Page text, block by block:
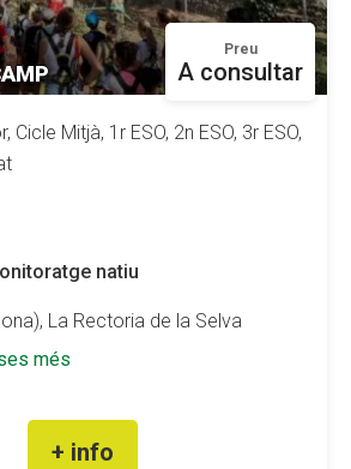
Preu
A consultar
Cicle Mitjà, 1r ESO, 2n ESO, 3r ESO,
natiu
La Rectoria de la Selva
més
+ info